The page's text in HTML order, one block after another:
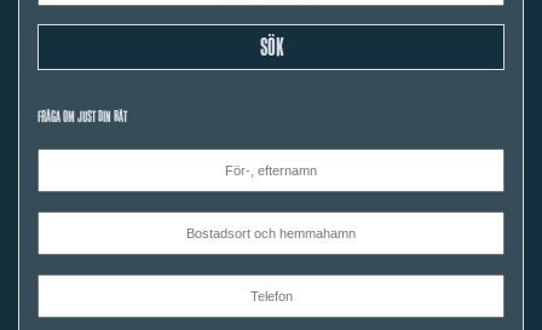
FRÅGA OM JUST DIN BÅT